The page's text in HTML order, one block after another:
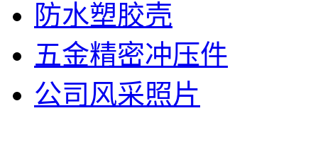
防水塑胶壳
五金精密冲压件
公司风采照片